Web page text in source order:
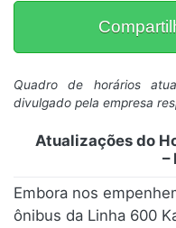
Quadro de horários
divulgado pela empresa
Atualizações do
–
Embora nos
ônibus da Linha 600